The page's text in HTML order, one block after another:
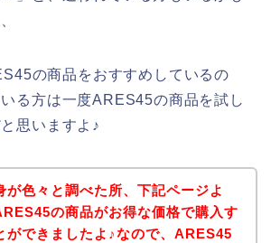
の商品をおすすめしているの
る方は一度ARES45の商品を試し
思いますよ♪
が色々と調べた所、下記ページよ
の商品がお得な価格で購入す
ができましたよ♪なので、ARES45